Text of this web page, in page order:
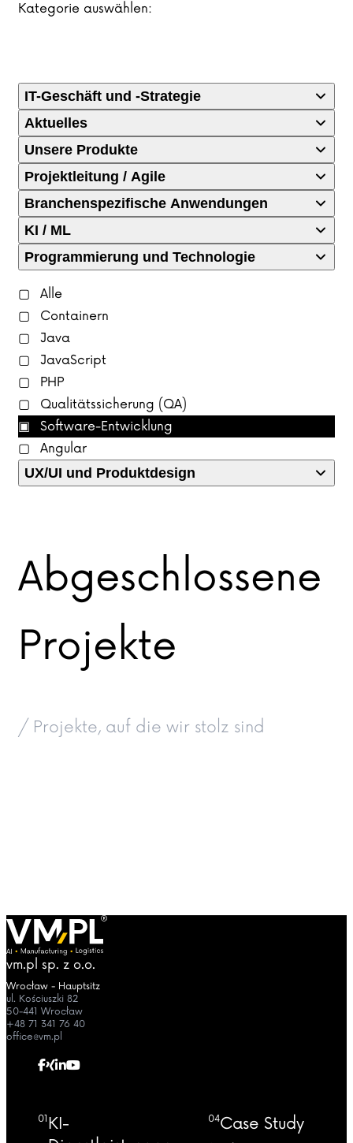
Kategorie auswählen:
IT-Geschäft und -Strategie
Aktuelles
Unsere Produkte
Projektleitung / Agile
Branchenspezifische Anwendungen
KI / ML
Programmierung und Technologie
Alle
Containern
Java
JavaScript
PHP
Qualitätssicherung (QA)
Software-Entwicklung
Angular
UX/UI und Produktdesign
Abgeschlossene
Projekte
/ Projekte, auf die wir stolz sind
vm.pl sp. z o.o.
Wrocław - Hauptsitz
ul. Kościuszki 82
50-441 Wrocław
+48 71 341 76 40
office@vm.pl
01 KI-
04Case Study